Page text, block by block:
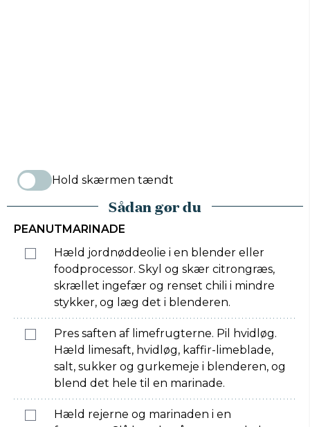
Hold skærmen tændt
Sådan gør du
PEANUTMARINADE
Hæld jordnøddeolie i en blender eller
foodprocessor. Skyl og skær citrongræs,
skrællet ingefær og renset chili i mindre
stykker, og læg det i blenderen.
Pres saften af limefrugterne. Pil hvidløg.
Hæld limesaft, hvidløg, kaffir-limeblade,
salt, sukker og gurkemeje i blenderen, og
blend det hele til en marinade.
Hæld rejerne og marinaden i en